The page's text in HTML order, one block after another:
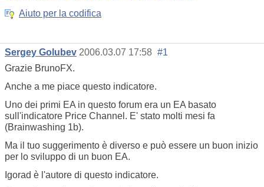
Aiuto per la codifica
Sergey Golubev 2006.03.07 17:58 #1
Grazie BrunoFX.
Anche a me piace questo indicatore.
Uno dei primi EA in questo forum era un EA basato
sull'indicatore Price Channel. E' stato molti mesi fa
(Brainwashing 1b).
Ma il tuo suggerimento è diverso e può essere un buon inizio
per lo sviluppo di un buon EA.
Igorad è l'autore di questo indicatore.